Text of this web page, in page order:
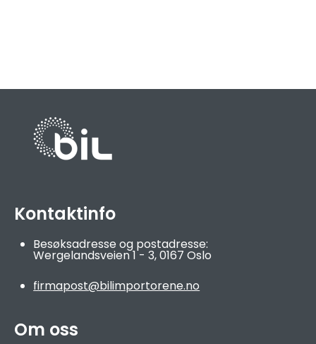
Kontaktinfo
Besøksadresse og postadresse:
Wergelandsveien 1 - 3,0167 Oslo
firmapost@bilimportorene.no
Om oss